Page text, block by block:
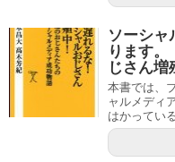
ソーシャ
ります。
じさん増
本書では、
ャルメディ
はかってい